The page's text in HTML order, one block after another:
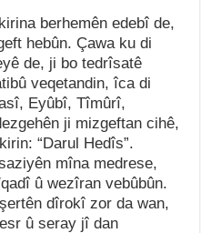
berhemên edebî de,
hebûn. Çawa ku di
de, ji bo tedrîsatê
veqetandin, îca di
Eyûbî, Tîmûrî,
ji mizgeftan cihê,
“Darul Hedîs”.
mîna medrese,
û wezîran vebûbûn.
dîrokî zor da wan,
û seray jî dan